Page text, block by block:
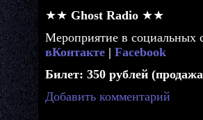
★★ Ghost Radio ★★
Мероприятие в социальных
вКонтакте | Facebook
Билет: 350 рублей
Добавить комментарий